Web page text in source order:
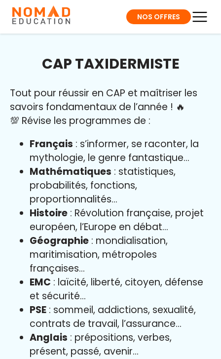
NOS OFFRES
CAP TAXIDERMISTE
Tout pour réussir en CAP et maîtriser les
savoirs fondamentaux de l’année ! 🔥
💯 Révise les programmes de :
Français : s’informer, se raconter, la
mythologie, le genre fantastique…
Mathématiques : statistiques,
probabilités, fonctions,
proportionnalités…
Histoire : Révolution française, projet
européen, l’Europe en débat…
Géographie : mondialisation,
maritimisation, métropoles
françaises…
EMC : laïcité, liberté, citoyen, défense
et sécurité…
PSE : sommeil, addictions, sexualité,
contrats de travail, l’assurance…
Anglais : prépositions, verbes,
présent, passé, avenir…